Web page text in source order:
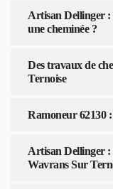
Artisan Dellinger :
une cheminée ?
Des travaux de
Ternoise
Ramoneur 62130
Artisan Dellinger :
Wavrans Sur